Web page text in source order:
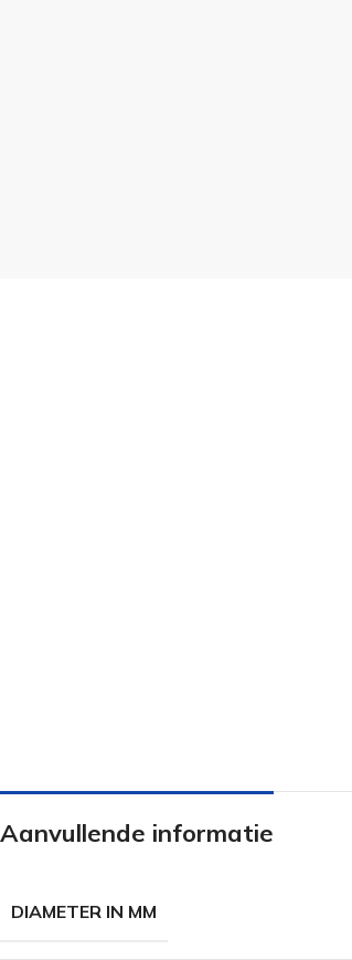
Isolatieschroeven
RVS Schroeven
Bolkopschroeven
Aanvullende informatie
DIAMETER IN MM